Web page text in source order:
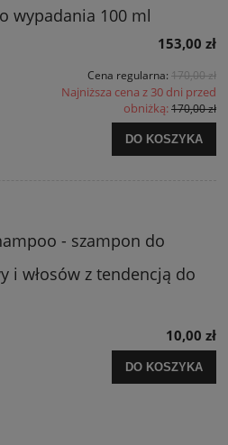
wypadania 100 ml
153,00 zł
Cena regularna: 170,00 zł
Najniższa cena z 30 dni przed
obniżką:170,00 zł
DO KOSZYKA
- szampon do
i włosów z tendencją do
10,00 zł
DO KOSZYKA